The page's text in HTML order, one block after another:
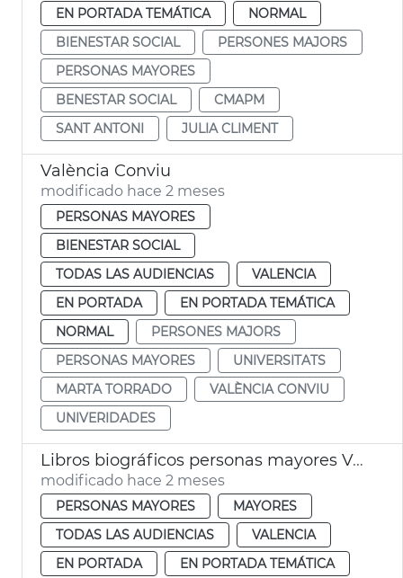
EN PORTADA TEMÁTICA
NORMAL
BIENESTAR SOCIAL
PERSONES MAJORS
PERSONAS MAYORES
BENESTAR SOCIAL
CMAPM
SANT ANTONI
JULIA CLIMENT
València Conviu
modificado hace 2 meses
PERSONAS MAYORES
BIENESTAR SOCIAL
TODAS LAS AUDIENCIAS
VALENCIA
EN PORTADA
EN PORTADA TEMÁTICA
NORMAL
PERSONES MAJORS
PERSONAS MAYORES
UNIVERSITATS
MARTA TORRADO
VALÈNCIA CONVIU
UNIVERIDADES
Libros biográficos personas mayores València
modificado hace 2 meses
PERSONAS MAYORES
MAYORES
TODAS LAS AUDIENCIAS
VALENCIA
EN PORTADA
EN PORTADA TEMÁTICA